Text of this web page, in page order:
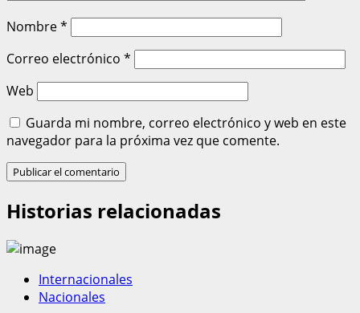
Nombre*
Correo electrónico *
Web
Guarda mi nombre, correo electrónico y web en este
navegador para la próxima vez que comente.
Historias relacionadas
Internacionales
Nacionales